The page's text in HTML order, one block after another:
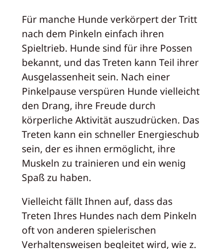
Für manche Hunde verkörpert der Tritt
nach dem Pinkeln einfach ihren
Spieltrieb. Hunde sind für ihre Possen
bekannt, und das Treten kann Teil ihrer
Ausgelassenheit sein. Nach einer
Pinkelpause verspüren Hunde vielleicht
den Drang, ihre Freude durch
körperliche Aktivität auszudrücken. Das
Treten kann ein schneller Energieschub
sein, der es ihnen ermöglicht, ihre
Muskeln zu trainieren und ein wenig
Spaß zu haben.
Vielleicht fällt Ihnen auf, dass das
Treten Ihres Hundes nach dem Pinkeln
oft von anderen spielerischen
Verhaltensweisen begleitet wird, wie z.